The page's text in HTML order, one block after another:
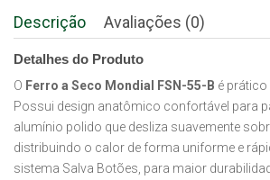
Descrição Avaliações (0)
Detalhes do Produto
O Ferro a Seco Mondial FSN-55-B é prático
Possui design anatômico confortável para
alumínio polido que desliza suavemente
distribuindo o calor de forma uniforme e
sistema Salva Botões, para maior